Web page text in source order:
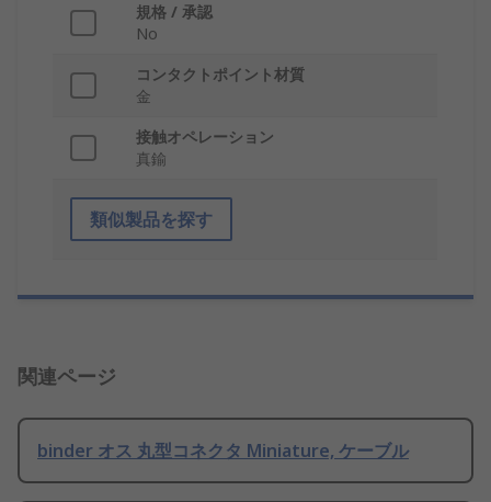
規格 / 承認
No
コンタクトポイント材質
金
接触オペレーション
真鍮
類似製品を探す
関連ページ
binder オス 丸型コネクタ Miniature, ケーブル